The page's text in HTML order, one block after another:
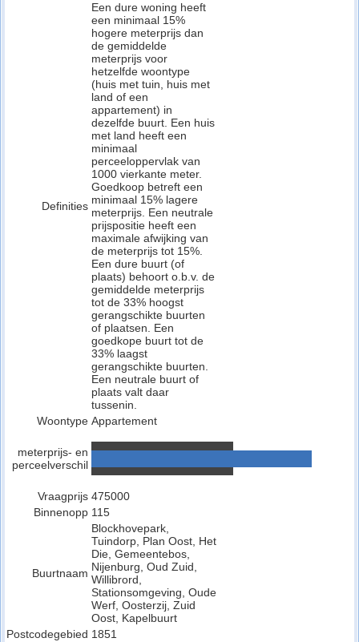
Definities
Een dure woning heeft
een minimaal 15%
hogere meterprijs dan
de gemiddelde
meterprijs voor
hetzelfde woontype
(huis met tuin, huis met
land of een
appartement) in
dezelfde buurt. Een huis
met land heeft een
minimaal
perceeloppervlak van
1000 vierkante meter.
Goedkoop betreft een
minimaal 15% lagere
meterprijs. Een neutrale
prijspositie heeft een
maximale afwijking van
de meterprijs tot 15%.
Een dure buurt (of
plaats) behoort o.b.v. de
gemiddelde meterprijs
tot de 33% hoogst
gerangschikte buurten
of plaatsen. Een
goedkope buurt tot de
33% laagst
gerangschikte buurten.
Een neutrale buurt of
plaats valt daar
tussenin.
Woontype Appartement
meterprijs- en
perceelverschil
Vraagprijs 475000
Binnenopp 115
Buurtnaam
Blockhovepark,
Tuindorp, Plan Oost, Het
Die, Gemeentebos,
Nijenburg, Oud Zuid,
Willibrord,
Stationsomgeving, Oude
Werf, Oosterzij, Zuid
Oost, Kapelbuurt
Postcodegebied 1851